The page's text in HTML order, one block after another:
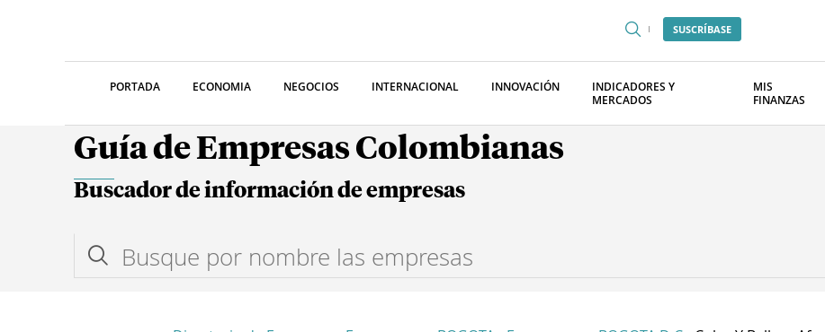
SUSCRÍBASE
PORTADA ECONOMIA NEGOCIOS INTERNACIONAL INNOVACIÓN
INDICADORES Y
MERCADOS
MIS
FINANZAS
Guía de Empresas Colombianas
Buscador de información de empresas